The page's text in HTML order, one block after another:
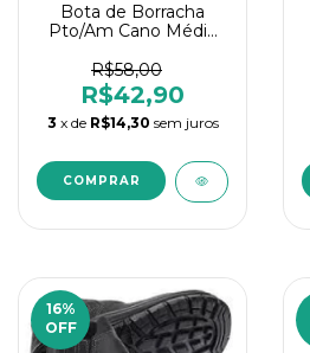
Bota de Borracha
Pto/Am Cano Médio
R$58,00
R$42,90
3 x de R$14,30 sem juros
16%
OFF